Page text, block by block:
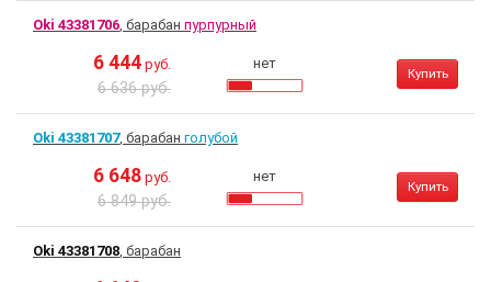
Oki 43381706, барабан пурпурный
6 444 руб.
6 636 руб.
нет
Купить
Oki 43381707, барабан голубой
6 648 руб.
6 849 руб.
нет
Купить
Oki 43381708, барабан